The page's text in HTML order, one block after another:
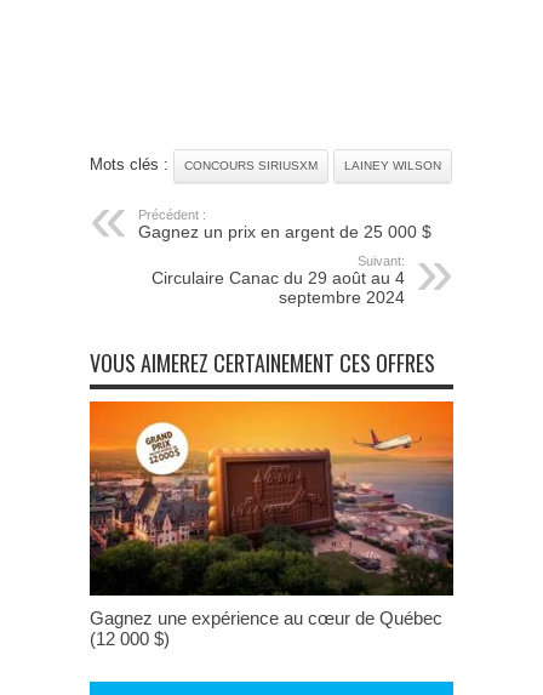
Mots clés : CONCOURS SIRIUSXM LAINEY WILSON
Précédent :
Gagnez un prix en argent de 25 000 $
Suivant:
Circulaire Canac du 29 août au 4
septembre 2024
VOUS AIMEREZ CERTAINEMENT CES OFFRES
Gagnez une expérience au cœur de Québec
(12 000 $)